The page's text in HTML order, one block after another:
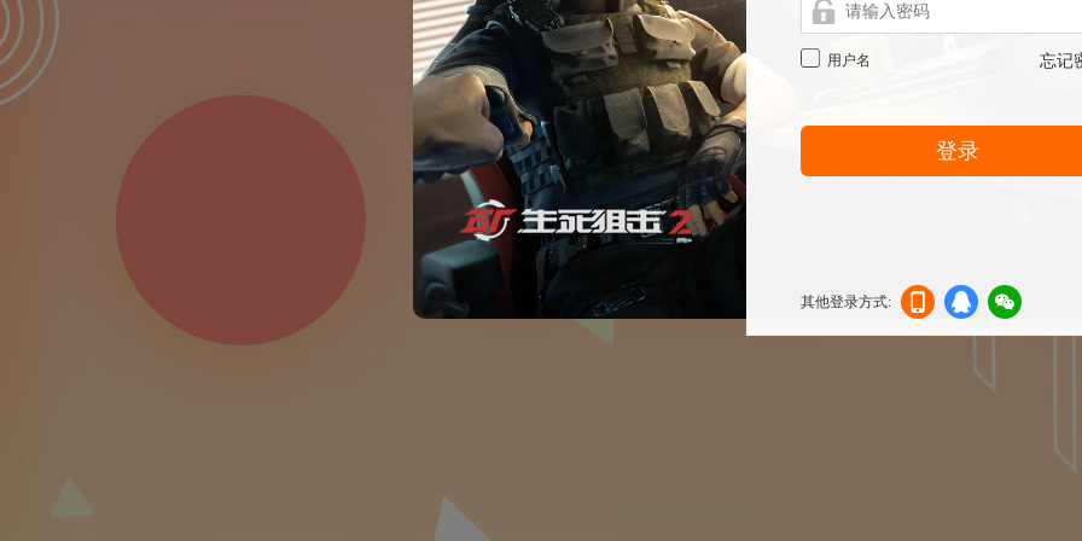
用户名 忘记
登录
其他登录方式:
机登
登录
信登